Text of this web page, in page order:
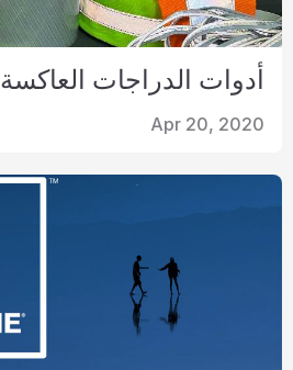
أدوات الدراجات العاكسة
Apr 20, 2020